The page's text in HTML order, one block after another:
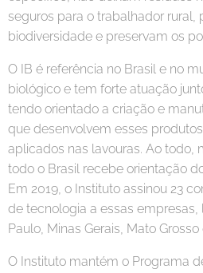
seguros para o trabalhador rural,
biodiversidade e preservam os
O IB é referência no Brasil e no
biológico e tem forte atuação
tendo orientado a criação e
que desenvolvem esses
aplicados nas lavouras. Ao todo,
todo o Brasil recebe orientação
Em 2019, o Instituto assinou 23
de tecnologia a essas
Paulo, Minas Gerais, Mato Grosso
O Instituto mantém o Programa